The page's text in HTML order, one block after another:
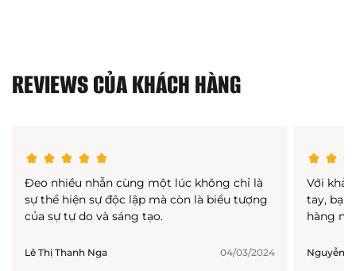
REVIEWS CỦA KHÁCH HÀNG
Đeo nhiều nhẫn cùng một lúc không chỉ là
sự thể hiện sự độc lập mà còn là biểu tượng
của sự tự do và sáng tạo.
Lê Thị Thanh Nga 04/03/2024
Với khả
tay, bạn
hàng
Nguyễn